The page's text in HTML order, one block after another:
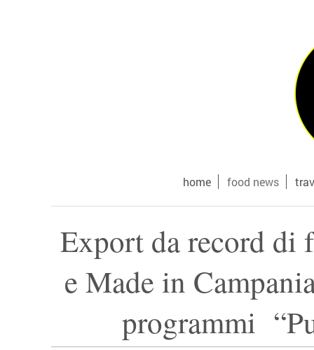
home food news
Export da record di
e Made in
programmi